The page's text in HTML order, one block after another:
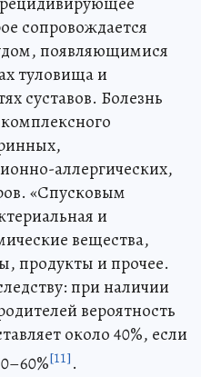
сопровождается
появляющимися
туловища и
суставов. Болезнь
комплексного
аллергических,
«Спусковым
и
вещества,
продукты и прочее.
при наличии
вероятность
около 40%, если
[11].